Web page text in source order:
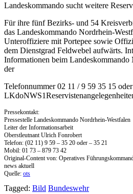
Landeskommando sucht weitere
Für ihre fünf Bezirks- und 54
das Landeskommando Nordrhein-
Unteroffiziere mit Portepee sowie
dem Dienstgrad Feldwebel aufwärts.
Informationen beim Landeskommando
der
Telefonnummer 02 11 / 9 59 35 15
Pressekontakt:
Pressestelle Landeskommando Nordrhein-Westfalen
Leiter der Informationsarbeit
Oberstleutnant Ulrich Fonrobert
Telefon: (02 11) 9 59 – 35 20 oder – 35 21
Mobil: 01 73 – 879 73 42
Original-Content von: Operatives
news aktuell
Quelle: ots
Tagged: Bild Bundeswehr